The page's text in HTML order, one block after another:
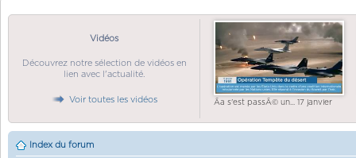
Vidéos
Découvrez notre sélection de vidéos en
lien avec l'actualité.
Voir toutes les vidéos Ãa s'est passÃ© un... 17 janvier
Index du forum